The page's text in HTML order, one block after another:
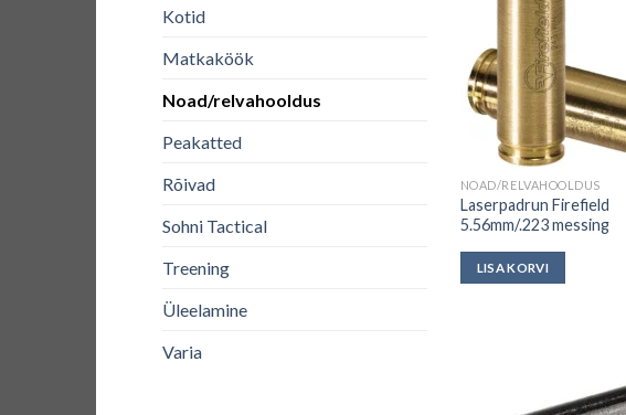
Kotid
Matkaköök
Noad/relvahooldus
Peakatted
Rõivad
Sohni Tactical
Treening
Üleelamine
Varia
NOAD/RELVAHOOLDUS
Laserpadrun Firefield
5.56mm/.223 messing
LISA KORVI